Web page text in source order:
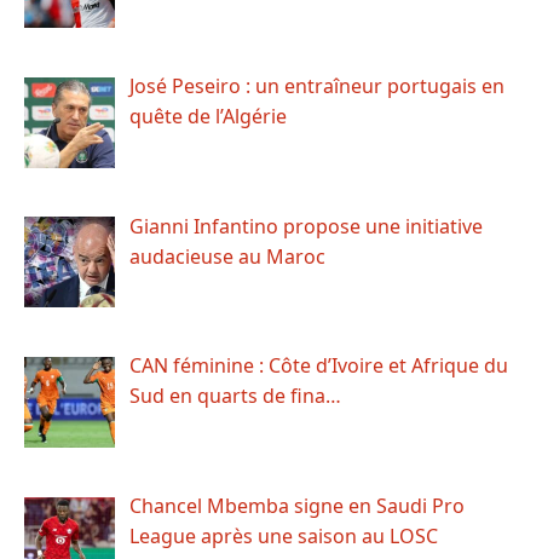
José Peseiro : un entraîneur portugais en
quête de l’Algérie
Gianni Infantino propose une initiative
audacieuse au Maroc
CAN féminine : Côte d’Ivoire et Afrique du
Sud en quarts de fina…
Chancel Mbemba signe en Saudi Pro
League après une saison au LOSC